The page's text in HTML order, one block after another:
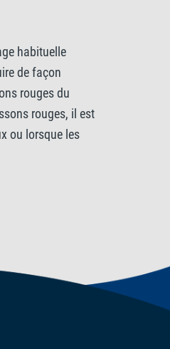
habituelle
de façon
rouges du
rouges, il est
ou lorsque les
nocives souvent
besoin pour
supérieures à